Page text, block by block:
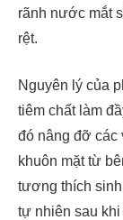
rãnh nước mắt
rệt.
Nguyên lý của
tiêm chất làm
đó nâng đỡ các
khuôn mặt từ
tương thích
tự nhiên sau khi